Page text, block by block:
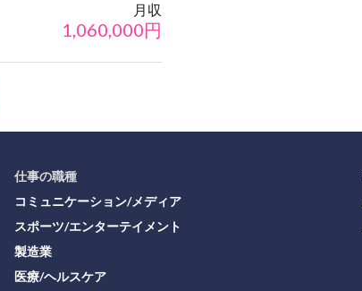
月収
1,060,000円
仕事の職種
コミュニケーション/メディア
スポーツ/エンターテイメント
製造業
医療/ヘルスケア